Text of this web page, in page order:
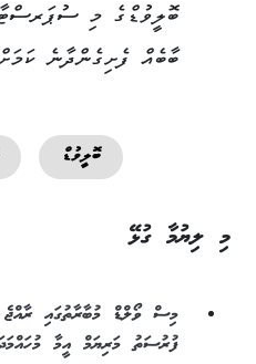
ބޮލީވުޑްގެ މި
ބާބެއް ފެށިގެންދާނެ
ބޮލީވުޑް
މި ލިޔުމާ ގުޅޭ
މިސް ވޯލްޑް މުބާރާތުގައި
ފުރުސަތު މަރިޔަމް އީމާ